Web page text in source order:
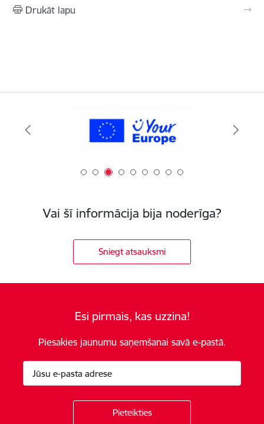
Drukāt lapu
Vai šī informācija bija noderīga?
Sniegt atsauksmi
Esi pirmais, kas uzzina!
Piesakies jaunumu saņemšanai savā e-pastā.